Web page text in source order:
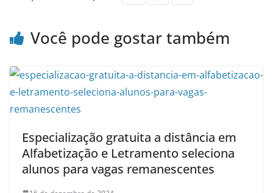
Você pode gostar também
Especialização gratuita a distância em
Alfabetização e Letramento seleciona
alunos para vagas remanescentes